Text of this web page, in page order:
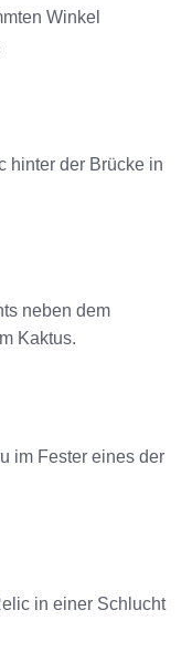
Winkel
hinter der Brücke in
neben dem
Kaktus.
im Fester eines der
in einer Schlucht